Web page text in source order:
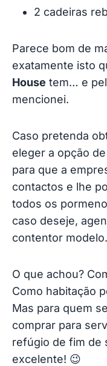
2 cadeiras
Parece bom de
exatamente isto
House tem… e
mencionei.
Caso pretenda
eleger a opção
para que a
contactos e lhe
todos os
caso deseje,
contentor modelo.
O que achou?
Como habitação
Mas para quem
comprar para
refúgio de fim de
excelente! 😉